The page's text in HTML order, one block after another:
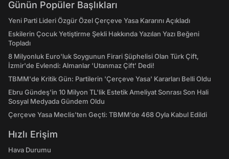
Günün Popüler Başlıkları
Yeni Parti Lideri Özgür Özel Çerçeve Yasa Kararını Açıkladı
Eskilerin Çocuk Yetiştirme Şekli Hakkında Yazılan Yazı Beğeni
Topladı
8 Milyonluk Euro'luk Soygunun Firari Şüphelisi Olan Türk Çift,
İzmir'de Evlendi: Almanlar 'Utanmaz Çift' Dedi!
TBMM'de Kritik Gün: Partilerin 'Çerçeve Yasa' Kararları Belli Oldu
Ebru Gündeş'in 10 Milyon TL'lik Estetik Ameliyat Sonrası Son Hali
Sosyal Medyada Gündem Oldu
Çerçeve Yasa Meclis’ten Geçti: TBMM’de 468 Oyla Kabul Edildi
Hızlı Erişim
Hava Durumu